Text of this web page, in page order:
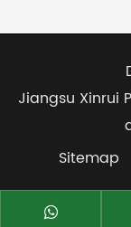
Jiangsu Xinrui
Sitemap